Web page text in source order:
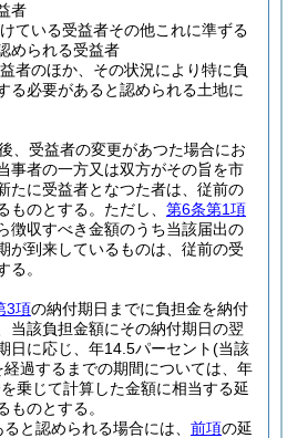
者
ている受益者その他これに準ずる
められる受益者
者のほか、その状況により特に負
る必要があると認められる土地に
、受益者の変更があつた場合にお
事者の一方又は双方がその旨を市
たに受益者となつた者は、従前の
ものとする。 ただし、 第6条第1項
徴収すべき金額のうち当該届出の
が到来しているものは、従前の受
る。
3項の納付期日までに負担金を納付
当該負担金額にその納付期日の翌
日に応じ、年14.5パーセント(当該
過するまでの期間については、年
乗じて計算した金額に相当する延
ものとする。
と認められる場合には、 前項の延